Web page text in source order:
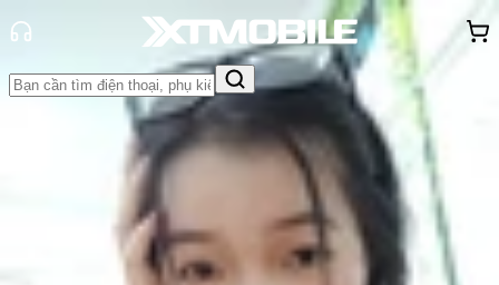
Trang chủ
Đánh Giá - Trên Tay So SánhTư vấn
Khuyến
Thủ thuậtHỏi đápApp - GameThông báo
Khách
hàng - Sự kiện